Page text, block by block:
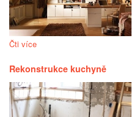
Čti více
Rekonstrukce kuchyně